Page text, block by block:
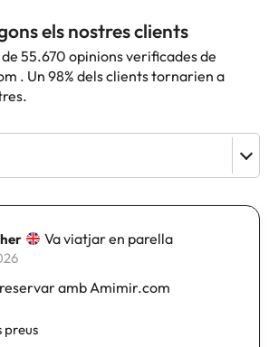
els nostres clients
55.670 opinions verificades de
. Un 98% dels clients tornarien a